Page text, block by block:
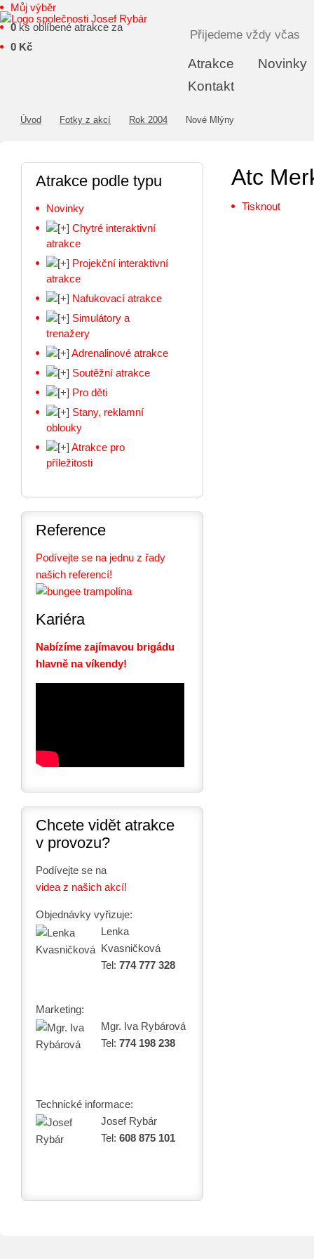
Atrakce
Novinky
Kontakt
Můj výběr
0 ks oblíbené atrakce za
0 Kč
Přijedeme vždy včas
Úvod Fotky z akcí Rok 2004 Nové Mlýny
Atc
Tisknout
Atrakce podle typu
Novinky
Chytré interaktivní
atrakce
Projekční interaktivní
atrakce
Nafukovací atrakce
Simulátory a
trenažery
Adrenalinové atrakce
Soutěžní atrakce
Pro děti
Stany, reklamní
oblouky
Atrakce pro
příležitosti
Reference
Podívejte se na jednu z řady
našich referencí!
Kariéra
Nabízíme zajímavou brigádu
hlavně na víkendy!
Chcete vidět atrakce
v provozu?
Podívejte se na
videa z našich akcí!
Objednávky vyřizuje:
Lenka
Kvasničková
Tel: 774 777 328
Marketing:
Mgr. Iva Rybárová
Tel: 774 198 238
Technické informace:
Josef Rybár
Tel: 608 875 101